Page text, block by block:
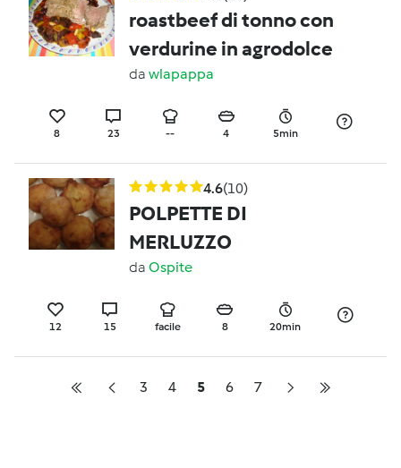
roastbeef di tonno con
verdurine in agrodolce
da wlapappa
8 23 -- 4 5min
4.6(10)
POLPETTE DI
MERLUZZO
da Ospite
12 15 facile 8 20min
3 4 5 6 7